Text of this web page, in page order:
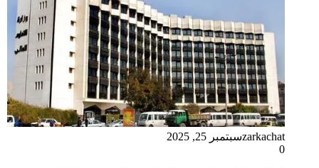
zarkachatسبتمبر 25, 2025
0